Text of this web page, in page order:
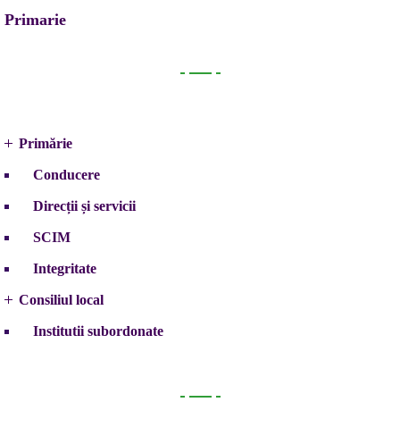
Primarie
Primărie
Conducere
Direcții și servicii
SCIM
Integritate
Consiliul local
Institutii subordonate